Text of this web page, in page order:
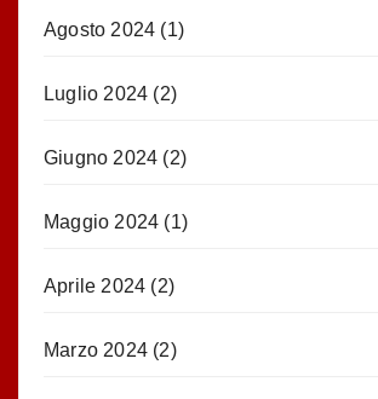
Agosto 2024 (1)
Luglio 2024 (2)
Giugno 2024 (2)
Maggio 2024 (1)
Aprile 2024 (2)
Marzo 2024 (2)